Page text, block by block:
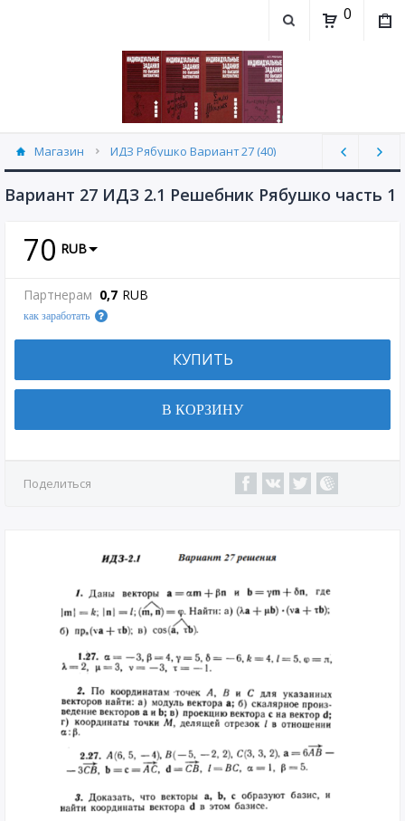
0
Магазин ИДЗ Рябушко Вариант 27 (40)
Вариант 27 ИДЗ 2.1 Решебник Рябушко часть 1
70 RUB
Партнерам 0,7 RUB
как заработать
КУПИТЬ
В КОРЗИНУ
Поделиться